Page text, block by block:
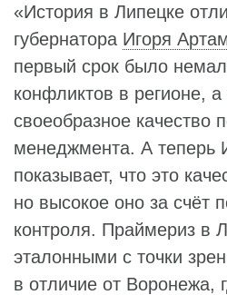
«История в Липецке
губернатора Игоря
первый срок было
конфликтов в регионе,
своеобразное качество
менеджмента. А теперь
показывает, что это
но высокое оно за счёт
контроля. Праймериз в
эталонными с точки
в отличие от Воронежа,